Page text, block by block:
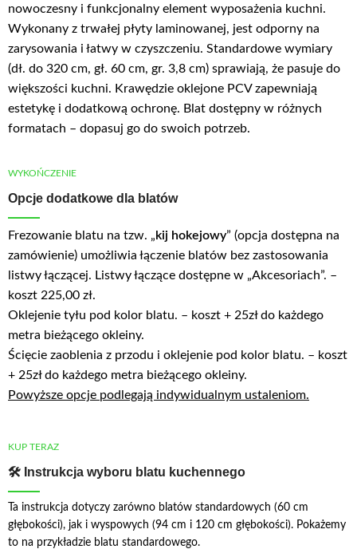
nowoczesny i funkcjonalny element wyposażenia kuchni.
Wykonany z trwałej płyty laminowanej, jest odporny na
zarysowania i łatwy w czyszczeniu. Standardowe wymiary
(dł. do 320 cm, gł. 60 cm, gr. 3,8 cm) sprawiają, że pasuje do
większości kuchni. Krawędzie oklejone PCV zapewniają
estetykę i dodatkową ochronę. Blat dostępny w różnych
formatach – dopasuj go do swoich potrzeb.
WYKOŃCZENIE
Opcje dodatkowe dla blatów
Frezowanie blatu na tzw. „kij hokejowy” (opcja dostępna na
zamówienie) umożliwia łączenie blatów bez zastosowania
listwy łączącej. Listwy łączące dostępne w „Akcesoriach”. –
koszt 225,00 zł.
Oklejenie tyłu pod kolor blatu. – koszt + 25zł do każdego
metra bieżącego okleiny.
Ścięcie zaoblenia z przodu i oklejenie pod kolor blatu. – koszt
+ 25zł do każdego metra bieżącego okleiny.
Powyższe opcje podlegają indywidualnym ustaleniom.
KUP TERAZ
🛠️ Instrukcja wyboru blatu kuchennego
Ta instrukcja dotyczy zarówno blatów standardowych (60 cm
głębokości), jak i wyspowych (94 cm i 120 cm głębokości). Pokażemy
to na przykładzie blatu standardowego.